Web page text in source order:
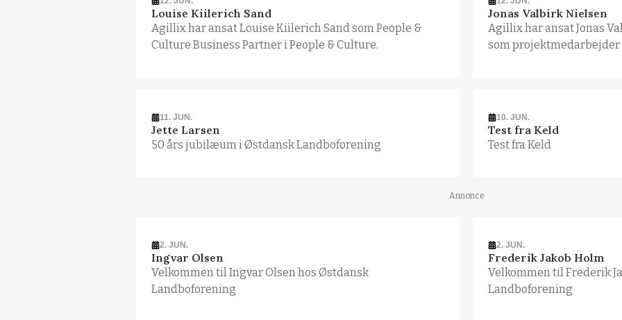
Louise Kiilerich Sand
Agillix har ansat Louise Kiilerich Sand som People &
Culture Business Partner i People & Culture.
Jonas Valbirk Nielsen
Agillix har ansat Jonas
som
11. JUN.
Jette Larsen
50 års jubilæum i Østdansk Landboforening
10. JUN.
Test fra Keld
Test fra Keld
Annonce
2. JUN.
Ingvar Olsen
Velkommen til Ingvar Olsen hos Østdansk
Landboforening
2. JUN.
Frederik Jakob Holm
Velkommen til Frederik
Landboforening